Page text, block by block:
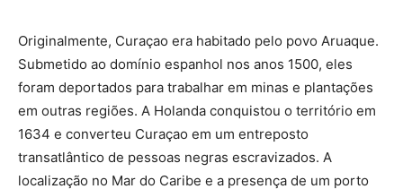
Originalmente, Curaçao era habitado pelo povo Aruaque.
Submetido ao domínio espanhol nos anos 1500, eles
foram deportados para trabalhar em minas e plantações
em outras regiões. A Holanda conquistou o território em
1634 e converteu Curaçao em um entreposto
transatlântico de pessoas negras escravizados. A
localização no Mar do Caribe e a presença de um porto